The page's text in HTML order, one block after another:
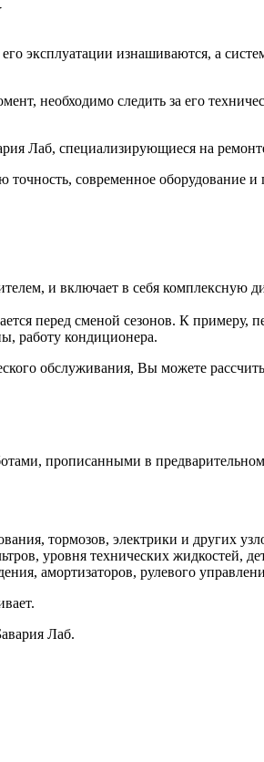
эксплуатации изнашиваются, а
необходимо следить за его
Лаб, специализирующиеся на
современное оборудование
и включает в себя комплексную
перед сменой сезонов. К примеру,
работу кондиционера.
обслуживания, Вы можете
прописанными в
тормозов, электрики и других
уровня технических жидкостей,
амортизаторов, рулевого
Лаб.